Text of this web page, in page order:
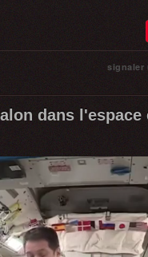
signaler
dans l'espace